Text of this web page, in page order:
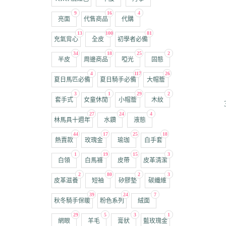
9
亮面
16
代售商品
4
代購
13
充氣背心
100
全皮
81
初學者必備
34
半皮
18
周邊商品
25
啞光
2
固態
4
夏日馬匹必備
117
夏日騎手必備
26
大帽簷
3
套手式
1
女童休閒
29
小帽簷
2
木紋
27
林馬具十週年
24
水鑽
4
液態
44
熱賣款
17
玫瑰金
25
瑜珈
18
白手套
1
白領
19
白馬褲
15
皮帶
3
皮革清潔
2
皮革滋養
80
短袖
2
矽膠墊
3
碳纖維
39
秋冬騎手保暖
24
粉色系列
7
絨面
29
網眼
5
羊毛
3
膏狀
1
藍玫瑰金